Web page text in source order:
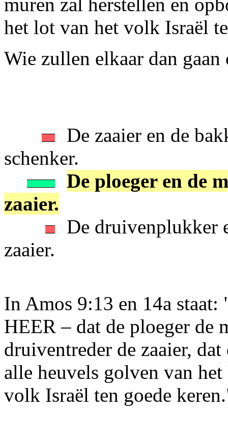
het lot van het volk Israël
Wie zullen elkaar dan gaan
De zaaier en de
schenker.
De ploeger en de
zaaier.
De druivenplukker
zaaier.
In Amos 9:13 en 14a staat:
HEER – dat de ploeger de
druiventreder de zaaier,
alle heuvels golven van
volk Israël ten goede